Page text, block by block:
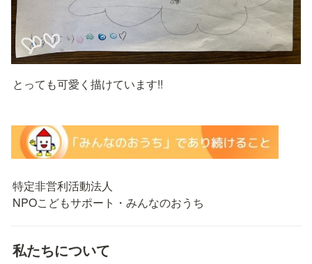
とっても可愛く描けています!!
特定非営利活動法人
NPOこどもサポート・みんなのおうち
私たちについて